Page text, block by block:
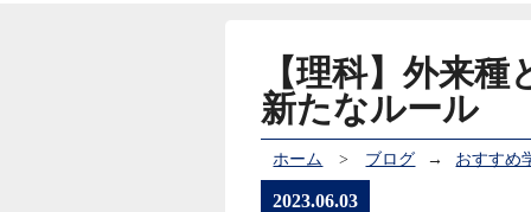
【理科】外来
新たなルール
ホーム > ブログ → おすすめ
2023.06.03